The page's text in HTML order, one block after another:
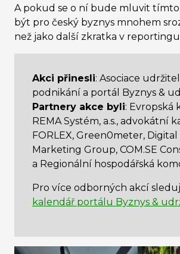
A pokud se o ní bude mluvit tímto
být pro český byznys mnohem
než jako další zkratka v
Akci přinesli: Asociace
podnikání a portál Byznys &
Partnery akce byli: Evropská
REMA Systém, a.s., advokátní
FORLEX, Green0meter, Digital
Marketing Group, COM.SE
a Regionální hospodářská
Pro více odborných akcí
kalendář portálu Byznys &